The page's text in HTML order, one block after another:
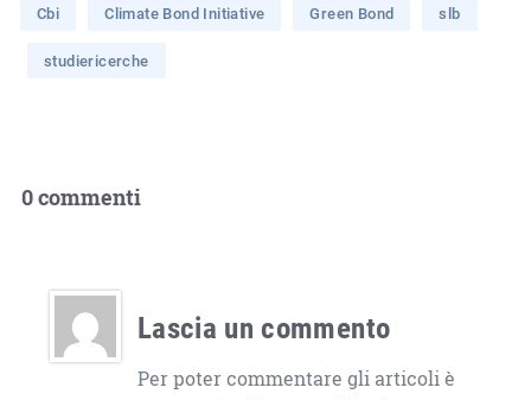
Cbi Climate Bond Initiative Green Bond slb
studiericerche
0 commenti
Lascia un commento
Per poter commentare gli articoli è